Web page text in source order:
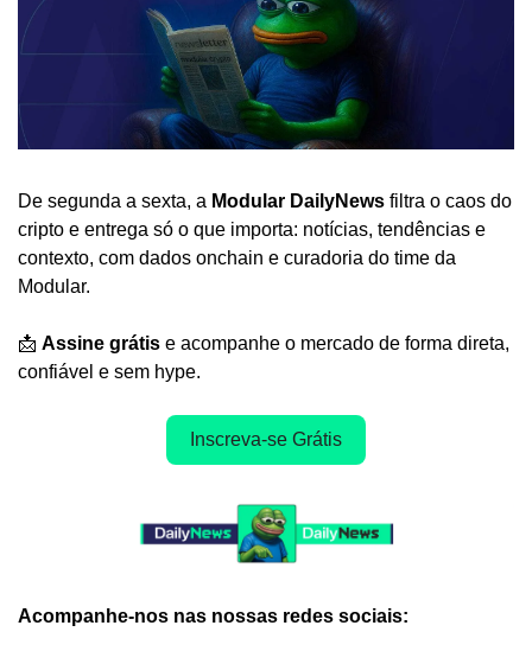
De segunda a sexta, a Modular DailyNews filtra o caos do
cripto e entrega só o que importa: notícias, tendências e
contexto, com dados onchain e curadoria do time da
Modular.
📩 Assine grátis e acompanhe o mercado de forma direta,
confiável e sem hype.
Inscreva-se Grátis
Acompanhe-nos nas nossas redes sociais: